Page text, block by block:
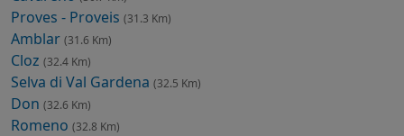
Proves - Proveis (31.3 Km)
Amblar (31.6 Km)
Cloz (32.4 Km)
Selva di Val Gardena (32.5 Km)
Don (32.6 Km)
Romeno (32.8 Km)